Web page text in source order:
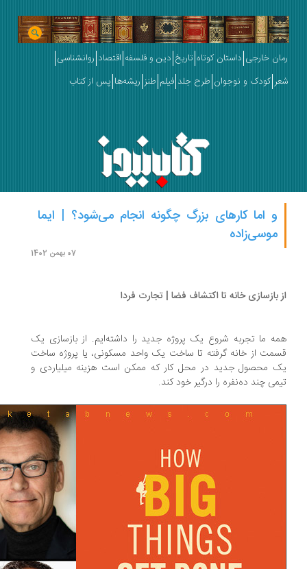
خارجی داستان کوتاه تاریخ دین و فلسفه اقتصاد روانشناسی
کودک و نوجوان طرح جلد فیلم طنز ریشه‌ها پس از کتاب
و اما کارهای بزرگ چگونه انجام می‌شود؟ | ایما
موسی‌زاده
بازسازی خانه تا اکتشاف فضا | تجارت فردا
ما تجربه شروع یک پروژه جدید را داشته‌ایم. از بازسازی یک
از خانه گرفته تا ساخت یک واحد مسکونی، یا پروژه ساخت
محصول جدید در محل کار که ممکن است هزینه میلیاردی و
چند ده‌نفره را درگیر خود کند.